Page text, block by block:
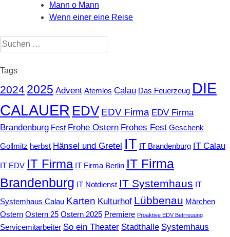
Mann o Mann
Wenn einer eine Reise
Suchen
nach:
Tags
2024 2025 Advent Atemlos Calau Das Feuerzeug DIE
CALAUER EDV EDV Firma EDV Firma
Brandenburg Fest Frohe Ostern Frohes Fest Geschenk
Gollmitz herbst Hänsel und Gretel IT IT Brandenburg IT Calau
IT EDV IT Firma IT Firma Berlin IT Firma
Brandenburg IT Notdienst IT Systemhaus IT
Systemhaus Calau Karten Kulturhof Lübbenau Märchen
Ostern Ostern 25 Ostern 2025 Premiere Proaktive EDV Betrreuung
Servicemitarbeiter So ein Theater Stadthalle Systemhaus